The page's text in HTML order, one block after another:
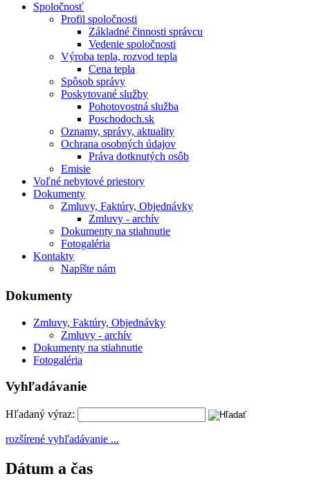
Spoločnosť
Profil spoločnosti
Základné činnosti správcu
Vedenie spoločnosti
Výroba tepla, rozvod tepla
Cena tepla
Spôsob správy
Poskytované služby
Pohotovostná služba
Poschodoch.sk
Oznamy, správy, aktuality
Ochrana osobných údajov
Práva dotknutých osôb
Emisie
Voľné nebytové priestory
Dokumenty
Zmluvy, Faktúry, Objednávky
Zmluvy - archív
Dokumenty na stiahnutie
Fotogaléria
Kontakty
Napíšte nám
Dokumenty
Zmluvy, Faktúry, Objednávky
Zmluvy - archív
Dokumenty na stiahnutie
Fotogaléria
Vyhľadávanie
Hľadaný výraz:
rozšírené vyhľadávanie ...
Dátum a čas